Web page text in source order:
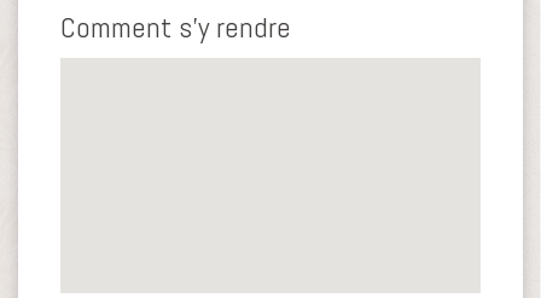
Comment s'y rendre